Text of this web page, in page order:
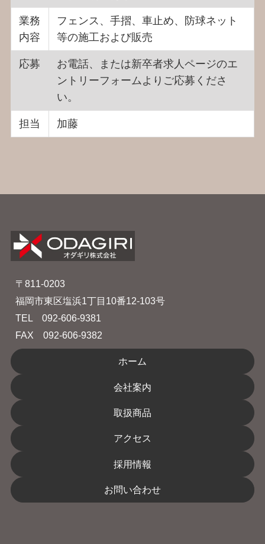
業務
内容
フェンス、手摺、車止め、防球ネット
等の施工および販売
応募
お電話、または新卒者求人ページのエ
ントリーフォームよりご応募くださ
い。
担当 加藤
〒811-0203
福岡市東区塩浜1丁目10番12-103号
TEL　092-606-9381
FAX　092-606-9382
ホーム
会社案内
取扱商品
アクセス
採用情報
お問い合わせ